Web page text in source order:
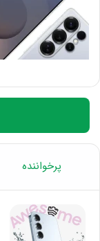
پرخواننده